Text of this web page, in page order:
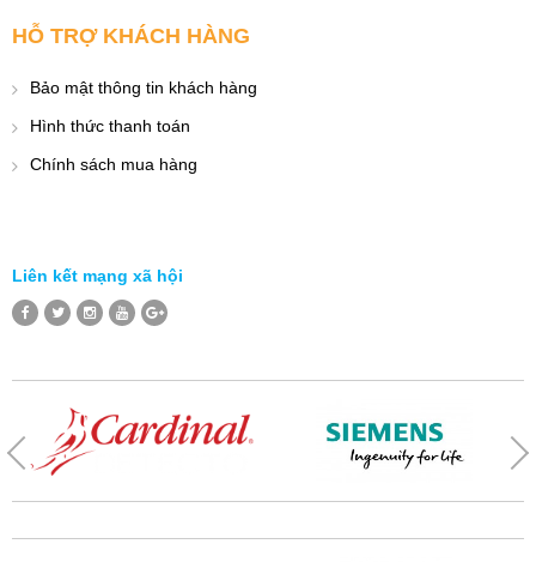
HỖ TRỢ KHÁCH HÀNG
Bảo mật thông tin khách hàng
Hình thức thanh toán
Chính sách mua hàng
Liên kết mạng xã hội